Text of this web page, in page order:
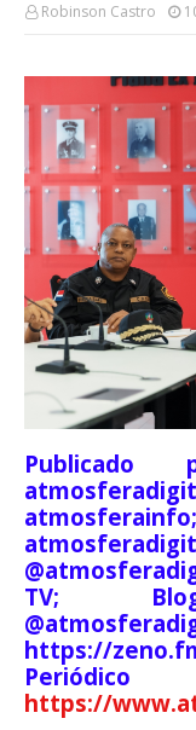
Robinson Castro
Publicado
TV;
https://
https://